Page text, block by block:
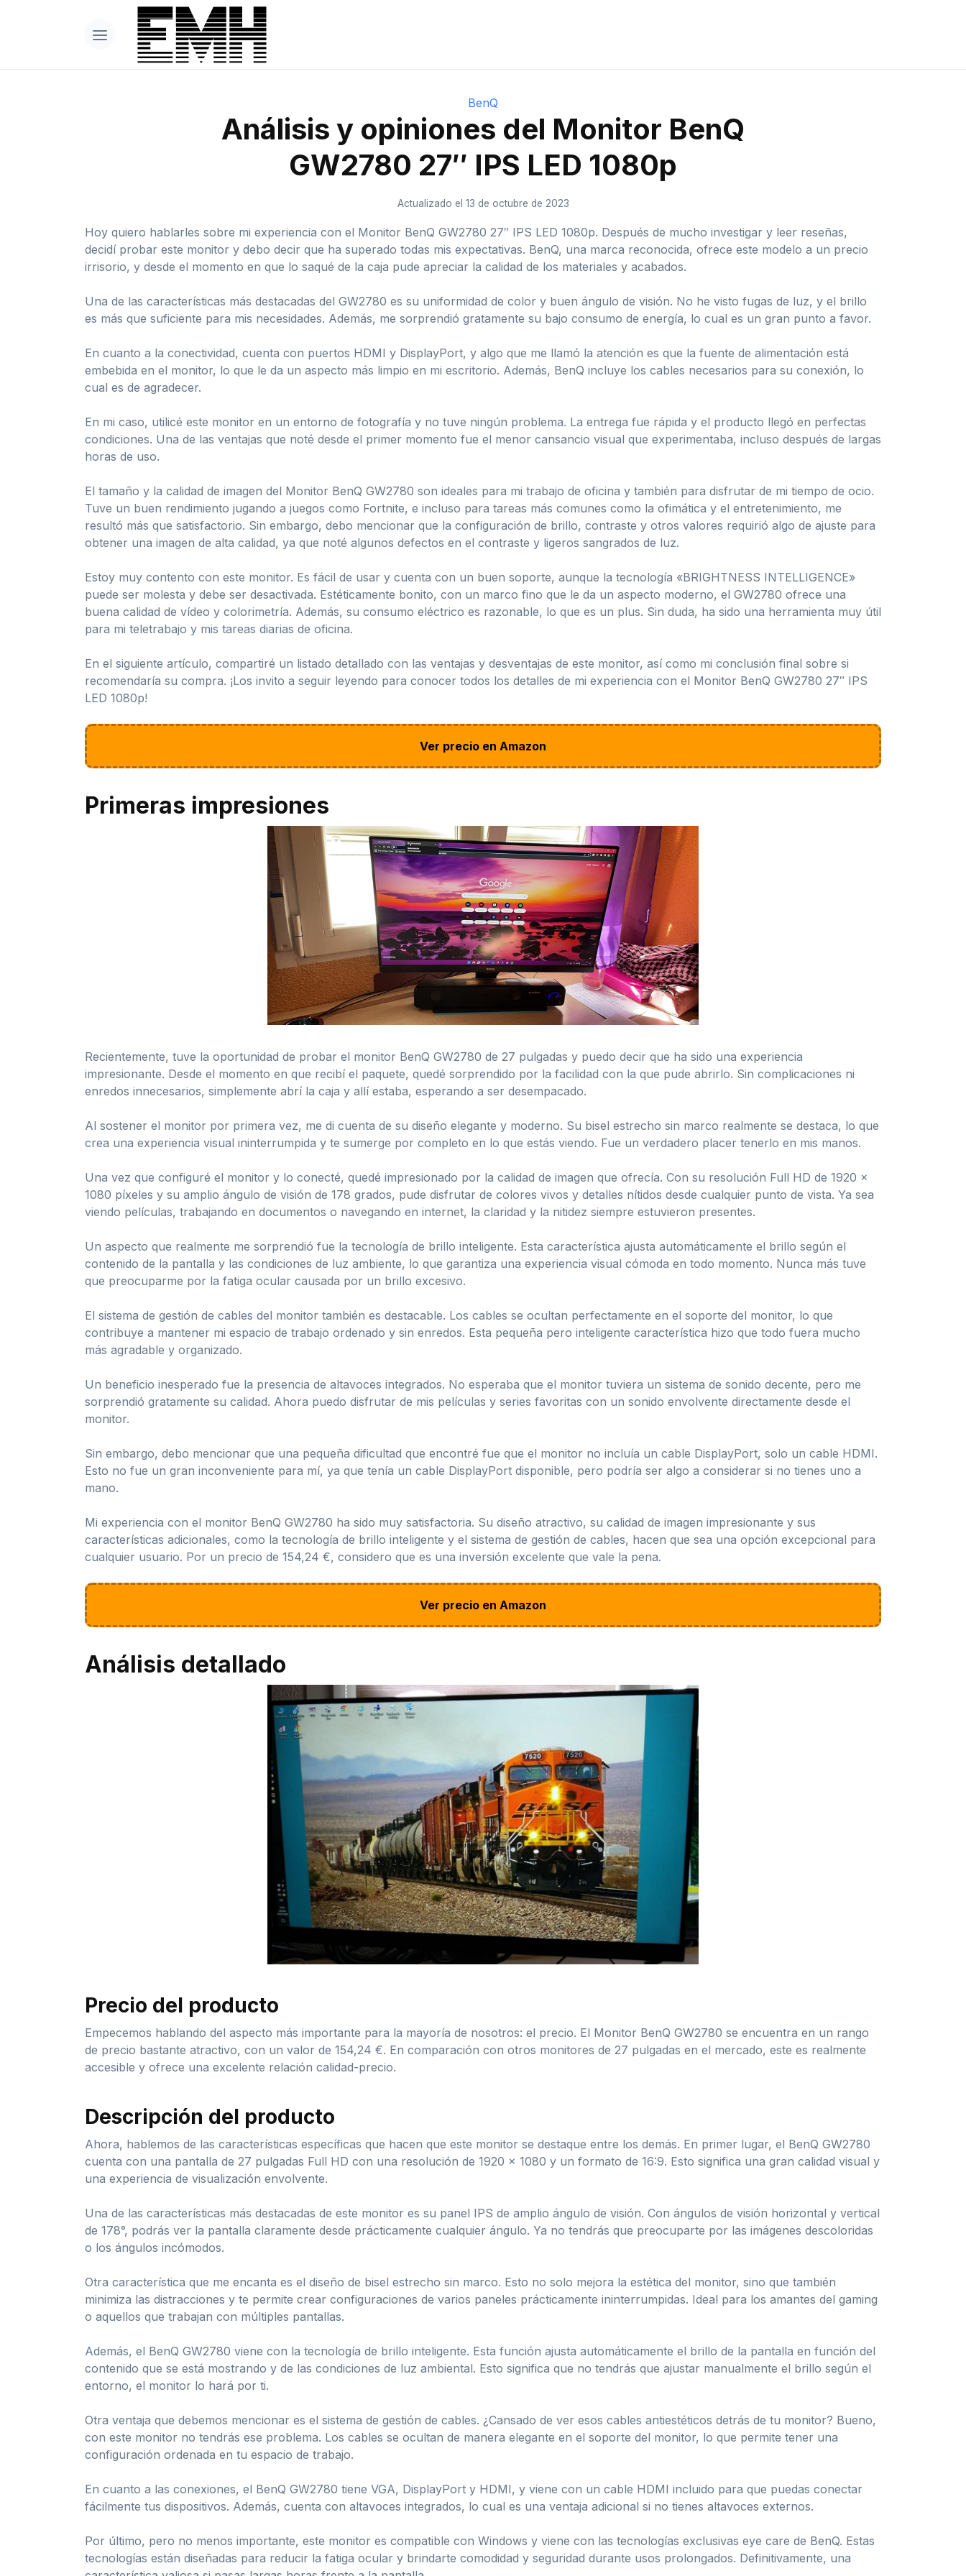
BenQ
Análisis y opiniones del Monitor BenQ
GW2780 27″ IPS LED 1080p
Actualizado el 13 de octubre de 2023
Hoy quiero hablarles sobre mi experiencia con el Monitor BenQ GW2780 27″ IPS LED 1080p. Después de mucho investigar y leer reseñas,
decidí probar este monitor y debo decir que ha superado todas mis expectativas. BenQ, una marca reconocida, ofrece este modelo a un precio
irrisorio, y desde el momento en que lo saqué de la caja pude apreciar la calidad de los materiales y acabados.
Una de las características más destacadas del GW2780 es su uniformidad de color y buen ángulo de visión. No he visto fugas de luz, y el brillo
es más que suficiente para mis necesidades. Además, me sorprendió gratamente su bajo consumo de energía, lo cual es un gran punto a favor.
En cuanto a la conectividad, cuenta con puertos HDMI y DisplayPort, y algo que me llamó la atención es que la fuente de alimentación está
embebida en el monitor, lo que le da un aspecto más limpio en mi escritorio. Además, BenQ incluye los cables necesarios para su conexión, lo
cual es de agradecer.
En mi caso, utilicé este monitor en un entorno de fotografía y no tuve ningún problema. La entrega fue rápida y el producto llegó en perfectas
condiciones. Una de las ventajas que noté desde el primer momento fue el menor cansancio visual que experimentaba, incluso después de largas
horas de uso.
El tamaño y la calidad de imagen del Monitor BenQ GW2780 son ideales para mi trabajo de oficina y también para disfrutar de mi tiempo de ocio.
Tuve un buen rendimiento jugando a juegos como Fortnite, e incluso para tareas más comunes como la ofimática y el entretenimiento, me
resultó más que satisfactorio. Sin embargo, debo mencionar que la configuración de brillo, contraste y otros valores requirió algo de ajuste para
obtener una imagen de alta calidad, ya que noté algunos defectos en el contraste y ligeros sangrados de luz.
Estoy muy contento con este monitor. Es fácil de usar y cuenta con un buen soporte, aunque la tecnología «BRIGHTNESS INTELLIGENCE»
puede ser molesta y debe ser desactivada. Estéticamente bonito, con un marco fino que le da un aspecto moderno, el GW2780 ofrece una
buena calidad de vídeo y colorimetría. Además, su consumo eléctrico es razonable, lo que es un plus. Sin duda, ha sido una herramienta muy útil
para mi teletrabajo y mis tareas diarias de oficina.
En el siguiente artículo, compartiré un listado detallado con las ventajas y desventajas de este monitor, así como mi conclusión final sobre si
recomendaría su compra. ¡Los invito a seguir leyendo para conocer todos los detalles de mi experiencia con el Monitor BenQ GW2780 27″ IPS
LED 1080p!
Ver precio en Amazon
Primeras impresiones
Recientemente, tuve la oportunidad de probar el monitor BenQ GW2780 de 27 pulgadas y puedo decir que ha sido una experiencia
impresionante. Desde el momento en que recibí el paquete, quedé sorprendido por la facilidad con la que pude abrirlo. Sin complicaciones ni
enredos innecesarios, simplemente abrí la caja y allí estaba, esperando a ser desempacado.
Al sostener el monitor por primera vez, me di cuenta de su diseño elegante y moderno. Su bisel estrecho sin marco realmente se destaca, lo que
crea una experiencia visual ininterrumpida y te sumerge por completo en lo que estás viendo. Fue un verdadero placer tenerlo en mis manos.
Una vez que configuré el monitor y lo conecté, quedé impresionado por la calidad de imagen que ofrecía. Con su resolución Full HD de 1920 x
1080 píxeles y su amplio ángulo de visión de 178 grados, pude disfrutar de colores vivos y detalles nítidos desde cualquier punto de vista. Ya sea
viendo películas, trabajando en documentos o navegando en internet, la claridad y la nitidez siempre estuvieron presentes.
Un aspecto que realmente me sorprendió fue la tecnología de brillo inteligente. Esta característica ajusta automáticamente el brillo según el
contenido de la pantalla y las condiciones de luz ambiente, lo que garantiza una experiencia visual cómoda en todo momento. Nunca más tuve
que preocuparme por la fatiga ocular causada por un brillo excesivo.
El sistema de gestión de cables del monitor también es destacable. Los cables se ocultan perfectamente en el soporte del monitor, lo que
contribuye a mantener mi espacio de trabajo ordenado y sin enredos. Esta pequeña pero inteligente característica hizo que todo fuera mucho
más agradable y organizado.
Un beneficio inesperado fue la presencia de altavoces integrados. No esperaba que el monitor tuviera un sistema de sonido decente, pero me
sorprendió gratamente su calidad. Ahora puedo disfrutar de mis películas y series favoritas con un sonido envolvente directamente desde el
monitor.
Sin embargo, debo mencionar que una pequeña dificultad que encontré fue que el monitor no incluía un cable DisplayPort, solo un cable HDMI.
Esto no fue un gran inconveniente para mí, ya que tenía un cable DisplayPort disponible, pero podría ser algo a considerar si no tienes uno a
mano.
Mi experiencia con el monitor BenQ GW2780 ha sido muy satisfactoria. Su diseño atractivo, su calidad de imagen impresionante y sus
características adicionales, como la tecnología de brillo inteligente y el sistema de gestión de cables, hacen que sea una opción excepcional para
cualquier usuario. Por un precio de 154,24 €, considero que es una inversión excelente que vale la pena.
Ver precio en Amazon
Análisis detallado
Precio del producto
Empecemos hablando del aspecto más importante para la mayoría de nosotros: el precio. El Monitor BenQ GW2780 se encuentra en un rango
de precio bastante atractivo, con un valor de 154,24 €. En comparación con otros monitores de 27 pulgadas en el mercado, este es realmente
accesible y ofrece una excelente relación calidad-precio.
Descripción del producto
Ahora, hablemos de las características específicas que hacen que este monitor se destaque entre los demás. En primer lugar, el BenQ GW2780
cuenta con una pantalla de 27 pulgadas Full HD con una resolución de 1920 x 1080 y un formato de 16:9. Esto significa una gran calidad visual y
una experiencia de visualización envolvente.
Una de las características más destacadas de este monitor es su panel IPS de amplio ángulo de visión. Con ángulos de visión horizontal y vertical
de 178°, podrás ver la pantalla claramente desde prácticamente cualquier ángulo. Ya no tendrás que preocuparte por las imágenes descoloridas
o los ángulos incómodos.
Otra característica que me encanta es el diseño de bisel estrecho sin marco. Esto no solo mejora la estética del monitor, sino que también
minimiza las distracciones y te permite crear configuraciones de varios paneles prácticamente ininterrumpidas. Ideal para los amantes del gaming
o aquellos que trabajan con múltiples pantallas.
Además, el BenQ GW2780 viene con la tecnología de brillo inteligente. Esta función ajusta automáticamente el brillo de la pantalla en función del
contenido que se está mostrando y de las condiciones de luz ambiental. Esto significa que no tendrás que ajustar manualmente el brillo según el
entorno, el monitor lo hará por ti.
Otra ventaja que debemos mencionar es el sistema de gestión de cables. ¿Cansado de ver esos cables antiestéticos detrás de tu monitor? Bueno,
con este monitor no tendrás ese problema. Los cables se ocultan de manera elegante en el soporte del monitor, lo que permite tener una
configuración ordenada en tu espacio de trabajo.
En cuanto a las conexiones, el BenQ GW2780 tiene VGA, DisplayPort y HDMI, y viene con un cable HDMI incluido para que puedas conectar
fácilmente tus dispositivos. Además, cuenta con altavoces integrados, lo cual es una ventaja adicional si no tienes altavoces externos.
Por último, pero no menos importante, este monitor es compatible con Windows y viene con las tecnologías exclusivas eye care de BenQ. Estas
tecnologías están diseñadas para reducir la fatiga ocular y brindarte comodidad y seguridad durante usos prolongados. Definitivamente, una